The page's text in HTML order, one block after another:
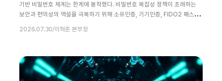
기반 비밀번호 체계는 한계에 봉착했다. 비밀번호 복잡성 정책이 초래하는
보안과 편의성의 역설을 극복하기 위해 소유인증, 기기인증, FIDO2 패스워
텍처 구축이 시급하다. CISO 및 보안 결정권자를 위한 3단계 실행 가이드라
술 역
2026.07.30/이혁준 본부장